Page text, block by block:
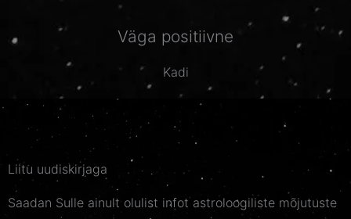
Väga positiivne
Kadi
Liitu uudiskirjaga
Saadan Sulle ainult olulist infot astroloogiliste mõjutuste